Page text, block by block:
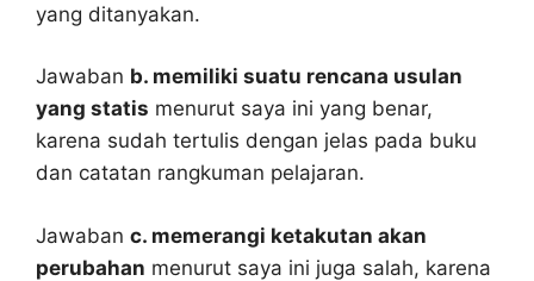
yang ditanyakan.
Jawaban b. memiliki suatu rencana usulan
yang statis menurut saya ini yang benar,
karena sudah tertulis dengan jelas pada buku
dan catatan rangkuman pelajaran.
Jawaban c. memerangi ketakutan akan
perubahan menurut saya ini juga salah, karena